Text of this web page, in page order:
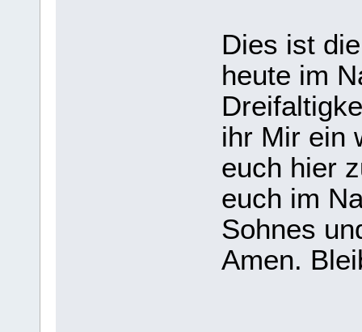
Dies ist
heute im
ihr Mir ein
euch hier
euch im
Sohnes
Amen.